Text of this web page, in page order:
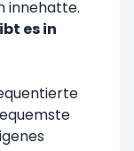
innehatte.
es in